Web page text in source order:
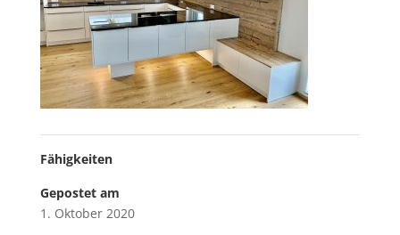
Fähigkeiten
Gepostet am
1. Oktober 2020